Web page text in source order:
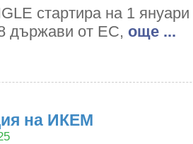
стартира на 1
държави от ЕС, oще ...
на ИКЕМ